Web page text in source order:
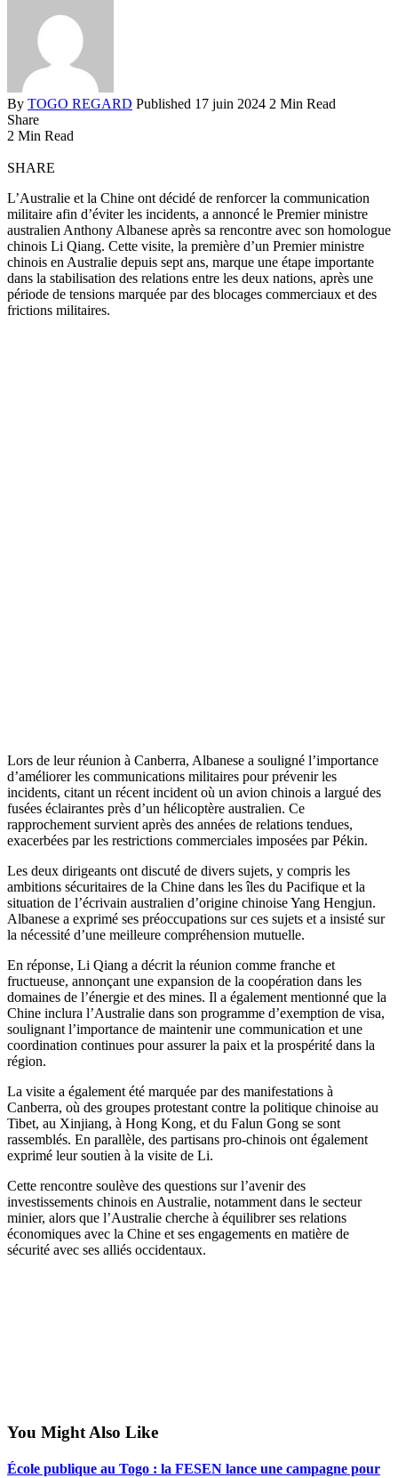
By TOGO REGARD Published 17 juin 2024 2 Min Read
Share
2 Min Read
SHARE
L’Australie et la Chine ont décidé de renforcer la communication
militaire afin d’éviter les incidents, a annoncé le Premier ministre
australien Anthony Albanese après sa rencontre avec son homologue
chinois Li Qiang. Cette visite, la première d’un Premier ministre
chinois en Australie depuis sept ans, marque une étape importante
dans la stabilisation des relations entre les deux nations, après une
période de tensions marquée par des blocages commerciaux et des
frictions militaires.
Lors de leur réunion à Canberra, Albanese a souligné l’importance
d’améliorer les communications militaires pour prévenir les
incidents, citant un récent incident où un avion chinois a largué des
fusées éclairantes près d’un hélicoptère australien. Ce
rapprochement survient après des années de relations tendues,
exacerbées par les restrictions commerciales imposées par Pékin.
Les deux dirigeants ont discuté de divers sujets, y compris les
ambitions sécuritaires de la Chine dans les îles du Pacifique et la
situation de l’écrivain australien d’origine chinoise Yang Hengjun.
Albanese a exprimé ses préoccupations sur ces sujets et a insisté sur
la nécessité d’une meilleure compréhension mutuelle.
En réponse, Li Qiang a décrit la réunion comme franche et
fructueuse, annonçant une expansion de la coopération dans les
domaines de l’énergie et des mines. Il a également mentionné que la
Chine inclura l’Australie dans son programme d’exemption de visa,
soulignant l’importance de maintenir une communication et une
coordination continues pour assurer la paix et la prospérité dans la
région.
La visite a également été marquée par des manifestations à
Canberra, où des groupes protestant contre la politique chinoise au
Tibet, au Xinjiang, à Hong Kong, et du Falun Gong se sont
rassemblés. En parallèle, des partisans pro-chinois ont également
exprimé leur soutien à la visite de Li.
Cette rencontre soulève des questions sur l’avenir des
investissements chinois en Australie, notamment dans le secteur
minier, alors que l’Australie cherche à équilibrer ses relations
économiques avec la Chine et ses engagements en matière de
sécurité avec ses alliés occidentaux.
You Might Also Like
École publique au Togo : la FESEN lance une campagne pour